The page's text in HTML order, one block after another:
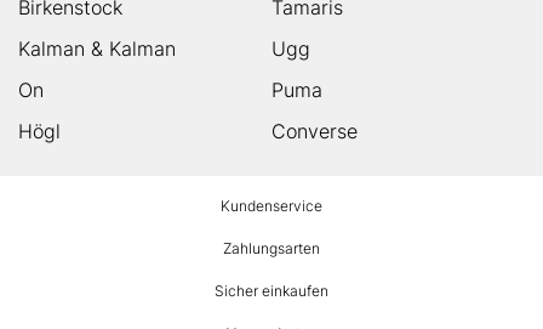
Birkenstock
Tamaris
Kalman & Kalman
Ugg
On
Puma
Högl
Converse
Kundenservice
Zahlungsarten
Sicher einkaufen